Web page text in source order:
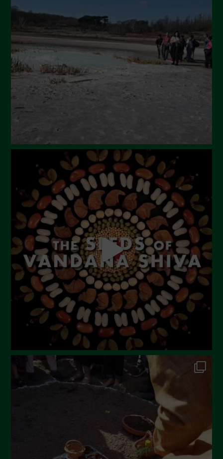
Settembre 2024
Luglio 2024
Maggio 2024
Aprile 2024
Marzo 2024
Febbraio 2024
Ottobre 2023
Settembre 2023
Agosto 2023
Luglio 2023
Giugno 2023
Maggio 2023
Aprile 2023
Marzo 2023
Febbraio 2023
Dicembre 2022
Novembre 2022
Ottobre 2022
Settembre 2022